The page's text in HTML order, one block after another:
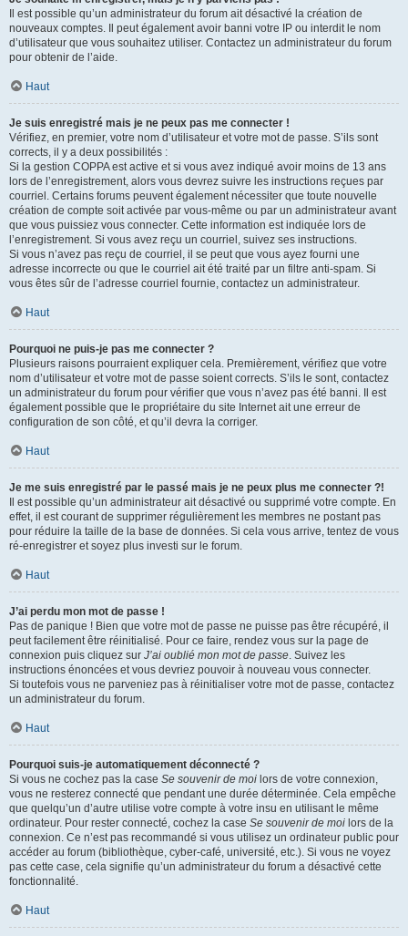
Il est possible qu’un administrateur du forum ait désactivé la création de
nouveaux comptes. Il peut également avoir banni votre IP ou interdit le nom
d’utilisateur que vous souhaitez utiliser. Contactez un administrateur du forum
pour obtenir de l’aide.
Haut
Je suis enregistré mais je ne peux pas me connecter !
Vérifiez, en premier, votre nom d’utilisateur et votre mot de passe. S’ils sont
corrects, il y a deux possibilités :
Si la gestion COPPA est active et si vous avez indiqué avoir moins de 13 ans
lors de l’enregistrement, alors vous devrez suivre les instructions reçues par
courriel. Certains forums peuvent également nécessiter que toute nouvelle
création de compte soit activée par vous-même ou par un administrateur avant
que vous puissiez vous connecter. Cette information est indiquée lors de
l’enregistrement. Si vous avez reçu un courriel, suivez ses instructions.
Si vous n’avez pas reçu de courriel, il se peut que vous ayez fourni une
adresse incorrecte ou que le courriel ait été traité par un filtre anti-spam. Si
vous êtes sûr de l’adresse courriel fournie, contactez un administrateur.
Haut
Pourquoi ne puis-je pas me connecter ?
Plusieurs raisons pourraient expliquer cela. Premièrement, vérifiez que votre
nom d’utilisateur et votre mot de passe soient corrects. S’ils le sont, contactez
un administrateur du forum pour vérifier que vous n’avez pas été banni. Il est
également possible que le propriétaire du site Internet ait une erreur de
configuration de son côté, et qu’il devra la corriger.
Haut
Je me suis enregistré par le passé mais je ne peux plus me connecter ?!
Il est possible qu’un administrateur ait désactivé ou supprimé votre compte. En
effet, il est courant de supprimer régulièrement les membres ne postant pas
pour réduire la taille de la base de données. Si cela vous arrive, tentez de vous
ré-enregistrer et soyez plus investi sur le forum.
Haut
J’ai perdu mon mot de passe !
Pas de panique ! Bien que votre mot de passe ne puisse pas être récupéré, il
peut facilement être réinitialisé. Pour ce faire, rendez vous sur la page de
connexion puis cliquez sur J’ai oublié mon mot de passe. Suivez les
instructions énoncées et vous devriez pouvoir à nouveau vous connecter.
Si toutefois vous ne parveniez pas à réinitialiser votre mot de passe, contactez
un administrateur du forum.
Haut
Pourquoi suis-je automatiquement déconnecté ?
Si vous ne cochez pas la case Se souvenir de moi lors de votre connexion,
vous ne resterez connecté que pendant une durée déterminée. Cela empêche
que quelqu’un d’autre utilise votre compte à votre insu en utilisant le même
ordinateur. Pour rester connecté, cochez la case Se souvenir de moi lors de la
connexion. Ce n’est pas recommandé si vous utilisez un ordinateur public pour
accéder au forum (bibliothèque, cyber-café, université, etc.). Si vous ne voyez
pas cette case, cela signifie qu’un administrateur du forum a désactivé cette
fonctionnalité.
Haut